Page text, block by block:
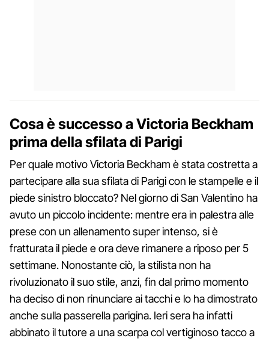
Cosa è successo a Victoria Beckham
prima della sfilata di Parigi
Per quale motivo Victoria Beckham è stata costretta a
partecipare alla sua sfilata di Parigi con le stampelle e il
piede sinistro bloccato? Nel giorno di San Valentino ha
avuto un piccolo incidente: mentre era in palestra alle
prese con un allenamento super intenso, si è
fratturata il piede e ora deve rimanere a riposo per 5
settimane. Nonostante ciò, la stilista non ha
rivoluzionato il suo stile, anzi, fin dal primo momento
ha deciso di non rinunciare ai tacchi e lo ha dimostrato
anche sulla passerella parigina. Ieri sera ha infatti
abbinato il tutore a una scarpa col vertiginoso tacco a